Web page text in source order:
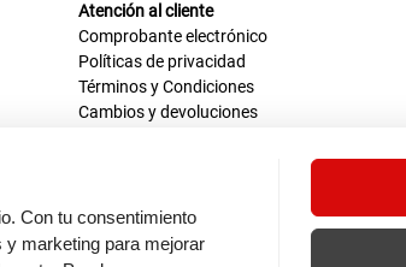
Con tu consentimiento
marketing para mejorar
Atención al cliente
Comprobante electrónico
Políticas de privacidad
Términos y Condiciones
Cambios y devoluciones